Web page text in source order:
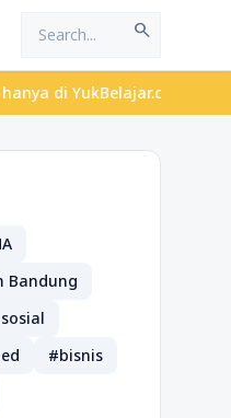
search
Mulai
Bandung
#bisnis